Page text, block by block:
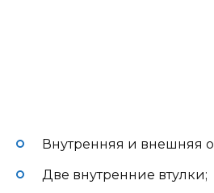
Внутренняя и внешняя
Две внутренние втулки;